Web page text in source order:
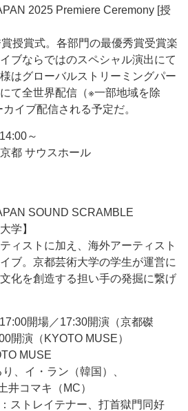
2025 Premiere Ceremony [授
授賞式。各部門の最優秀賞受賞楽
ブならではのスペシャル演出にて
はグローバルストリーミングパー
て全世界配信（※一部地域を除
イブ配信される予定だ。
～
都 サウスホール
SOUND SCRAMBLE
学】
ィストに加え、海外アーティスト
ブ。京都芸術大学の学生が運営に
化を創造する担い手の発掘に繋げ
開場／17:30開演（京都磔
開演（KYOTO MUSE）
MUSE
、イ・ラン（韓国）、
井コマキ（MC）
ストレイテナー、打首獄門同好